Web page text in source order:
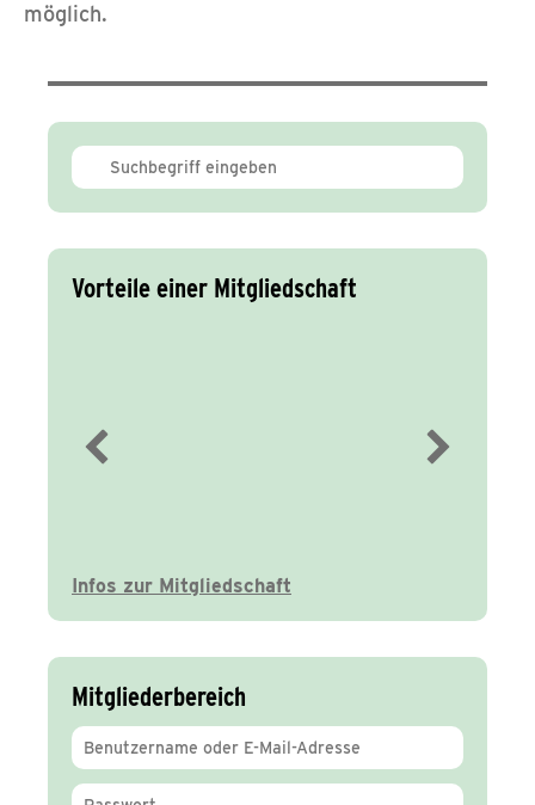
möglich.
Vorteile einer Mitgliedschaft
Infos zur Mitgliedschaft
Mitgliederbereich